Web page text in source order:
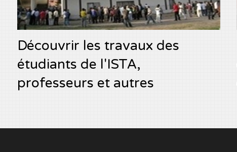
Découvrir les travaux des
étudiants de l'ISTA,
professeurs et autres